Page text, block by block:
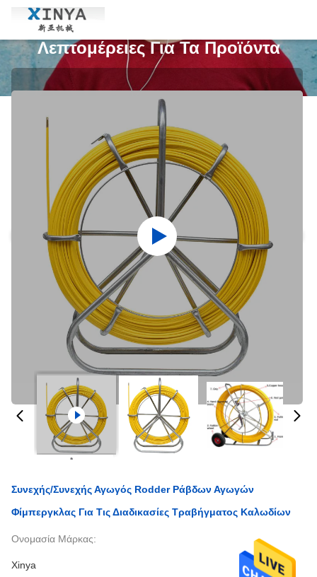
Λεπτομέρειες Για Τα Προϊόντα
Συνεχής/συνεχής Αγωγός Rodder Ράβδων Αγωγών
Φίμπεργκλας Για Τις Διαδικασίες Τραβήγματος Καλωδίων
Ονομασία Μάρκας:
Xinya